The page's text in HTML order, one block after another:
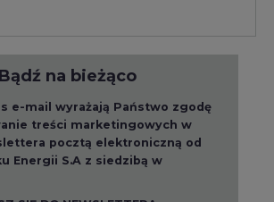
Bądź na bieżąco
e-mail wyrażają Państwo zgodę
treści marketingowych w
pocztą elektroniczną od
Energii S.A z siedzibą w